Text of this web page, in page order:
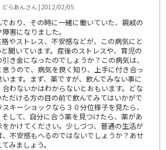
どらあんさん | 2012/02/05
おり、その時に一緒に働いていた、親戚の
害になりました。
やストレス、不安感などが、この病気にと
聞いています。産後のストレスや、育児の
き金になったのでしょうか？この病気は、
うので、病気を良く知り、上手に付き合っ
ます。まず、薬ですが、飲んでみない事に
わないかはわからないとおもいます。どな
だける方の目の前で飲んでみてはいかがで
キーショックなら３０分位様子を見たら、
して、自分に合う薬を見つけたら、薬があ
かけてください。少しづつ、普通の生活が
不安感もへるのではないでしょうか？あせ
みましょう。